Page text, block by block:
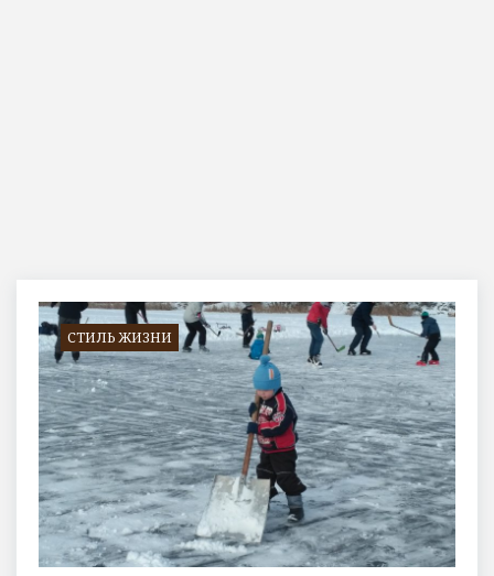
снеговик
СТИЛЬ ЖИЗНИ